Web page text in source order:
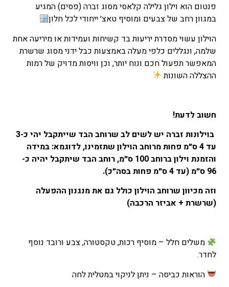
–
₪546
טווח
מחירים:
עד
פנטום הוא וילון גלילה קלאסי מסוג זברה (פסים) המגיע
במגוון רחב של צבעים ומוסיף טאצ׳ ייחודי לכל חלון
הוילון עשוי מסדרת יריעות בד קשיחות ועמידות או מיריעה אחת
שלמה, ונגללים כלפי מעלה באמצעות כבל ידני מסוג שרשרת
המאפשר תפעול חכם ונוח יותר, וכן וויסות מדויק של רמות
ההצללה השונות
חשוב לדעת!
בוילונות זברה יש לשים לב שרוחב הבד שייתקבל יהי כ-3
עד 4 ס״מ פחות מרוחב הוילון שתזמינו, לדוגמא: במידה
והזמנת וילון ברוחב 100 ס״מ, רוחב הבד שיתקבל יהיה כ-
96 ס״מ (עד 4 ס״מ פחות בסה״כ).
וזה מכיוון שרוחב הוילון כולל גם את מנגנון ההפעלה
(שרשרת + אביזר הרכבה)
משלים חלל – מוסיף רכות, טקסטורה, צבע ורובד נוסף
לחדר.
הוראות כביסה – ניתן לניקוי במטלית לחה